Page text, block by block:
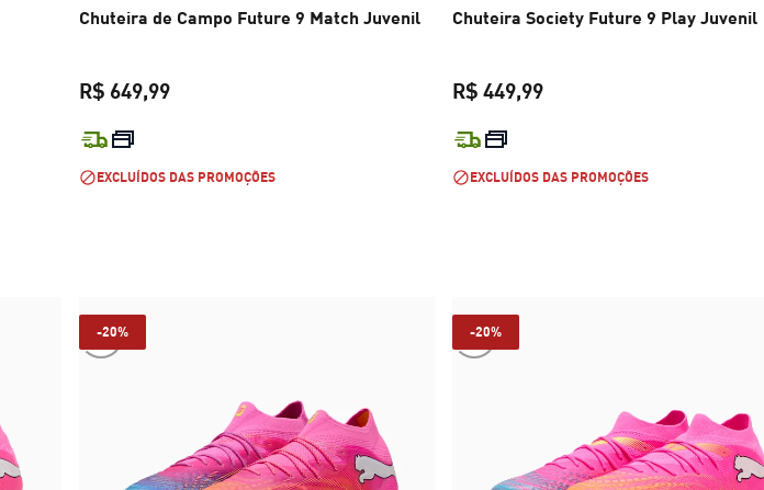
Chuteira de Campo Future 9 Match Juvenil
R$ 649,99
EXCLUÍDOS DAS PROMOÇÕES
Chuteira Society Future 9 Play Juvenil
R$ 449,99
EXCLUÍDOS DAS PROMOÇÕES
-20% -20%